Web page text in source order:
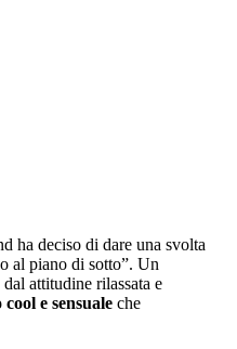
ha deciso di dare una svolta
al piano di sotto”. Un
dal attitudine rilassata e
cool e sensuale che